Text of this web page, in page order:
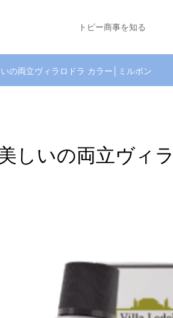
トピー商事を知る
の両立ヴィラロドラ カラー│ミルボン
しいの両立ヴィ